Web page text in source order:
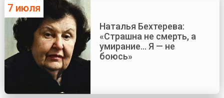
7 июля
Наталья Бехтерева:
«Страшна не смерть, а
умирание... Я — не
боюсь»